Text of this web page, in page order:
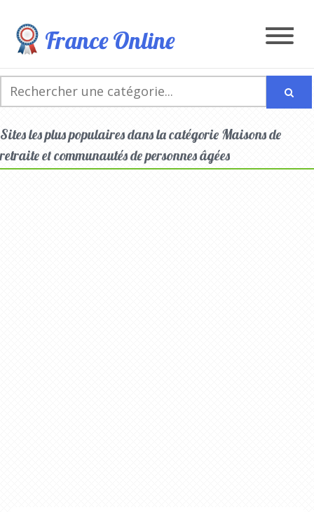
France Online
Sites les plus populaires dans la catégorie Maisons de
retraite et communautés de personnes âgées